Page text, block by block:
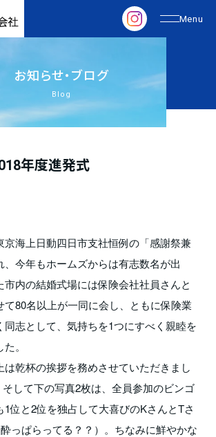
お知らせ・ブログ
Blog
年度進発式
京海上日動四日市支社恒例の「感謝祭兼
、今年もホームズからは有志数名が出
市内の結婚式場には保険会社社員さんと
て80名以上が一同に会し、ともに保険業
同志として、気持ちを1つにすべく親睦を
。
は乾杯の挨拶を務めさせていただきまし
して下の写真2枚は、全員参加のビンゴ
1位と2位を独占して大喜びのKさんとTさ
っぱらってる？？）。ちなみに鮮やかな